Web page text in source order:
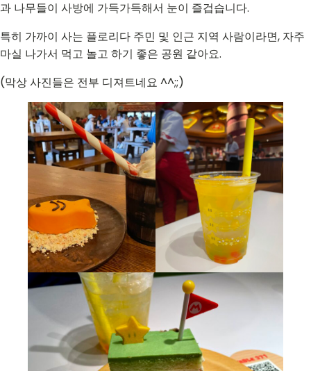
과 나무들이 사방에 가득가득해서 눈이 즐겁습니다.
특히 가까이 사는 플로리다 주민 및 인근 지역 사람이라면, 자주
마실 나가서 먹고 놀고 하기 좋은 공원 같아요.
(막상 사진들은 전부 디져트네요 ^^;;)